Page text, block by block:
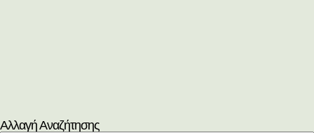
Αλλαγή Αναζήτησης